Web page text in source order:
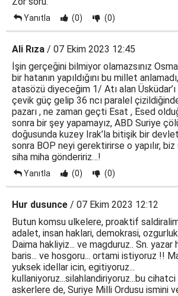
Yanıtla (0) (0)
Ali Rıza / 07 Ekim 2023 12:45
İşin gerçeğini bilmiyor olamazsınız
bir hatanın yapıldığını bu millet
atasözü diyeceğim 1/ Atı alan
çevik güç gelip 36 ncı paralel
pazarı , ne zaman geçti Esat , Esed
sonra bir şey yapamayız, ABD Suriye
doğusunda kuzey Irak’la bitişik bir
sonra BOP neyi gerektirirse o yapılır,
siha miha göndeririz…!
Yanıtla (0) (0)
Hur dusunce / 07 Ekim 2023 12:12
Butun komsu ulkelere, proaktif
adalet, insan haklari, demokrasi,
Daima hakliyiz... ve magduruz.. Sn. yazar
baris... ve hosgoru... ortami istiyoruz !!
yuksek idellar icin, egitiyoruz...
kullaniyoruz...silahlandiriyoruz...bu
askerlere de, Suriye Milli Ordusu ismini